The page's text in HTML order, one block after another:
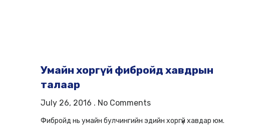
Умайн хоргүй фибройд хавдрын
талаар
July 26, 2016 No Comments
Фибройд нь умайн булчингийн эдийн хоргүй хавдар юм.